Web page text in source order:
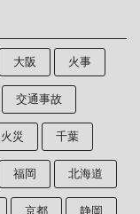
大阪 火事
交通事故
火災 千葉
福岡 北海道
京都 静岡